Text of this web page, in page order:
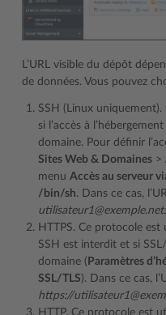
L’URL visible du dépôt
de données. Vous pouvez
SSH (Linux
si l’accès à
domaine. Pour définir
Sites Web & Domaines >
menu Accès au serveur
/bin/sh. Dans ce cas,
HTTPS. Ce protocole est
SSH est interdit et si
domaine ( Paramètres
SSL/TLS). Dans ce cas,
https://